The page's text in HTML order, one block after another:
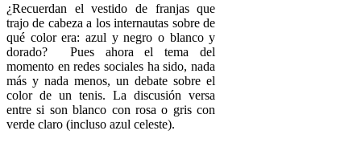
¿Recuerdan el vestido de franjas que
trajo de cabeza a los internautas sobre de
qué color era: azul y negro o blanco y
dorado? Pues ahora el tema del
momento en redes sociales ha sido, nada
más y nada menos, un debate sobre el
color de un tenis. La discusión versa
entre si son blanco con rosa o gris con
verde claro (incluso azul celeste).